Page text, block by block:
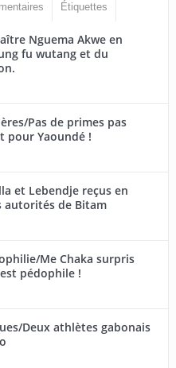
Étiquettes
Nguema Akwe en
fu wutang et du
Pas de primes pas
pour Yaoundé !
et Lebendje reçus en
autorités de Bitam
Me Chaka surpris
pédophile !
Deux athlètes gabonais